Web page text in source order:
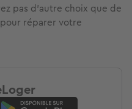
pas d'autre choix que de
pour réparer votre